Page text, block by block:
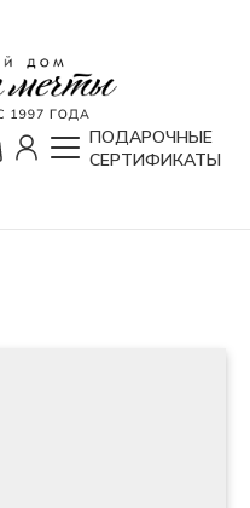
ПОДАРОЧНЫЕ
СЕРТИФИКАТЫ